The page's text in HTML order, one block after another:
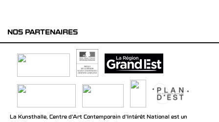
NOS PARTENAIRES
La Kunsthalle, Centre d’Art Contemporain d’Intérêt National est un